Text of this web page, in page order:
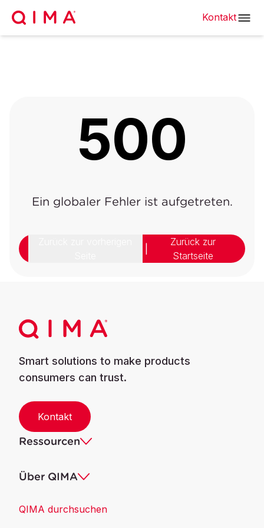
Kontakt
500
Ein globaler Fehler ist aufgetreten.
Zurück zur
Startseite
Smart solutions to make products
consumers can trust.
Kontakt
Ressourcen
Über QIMA
QIMA durchsuchen